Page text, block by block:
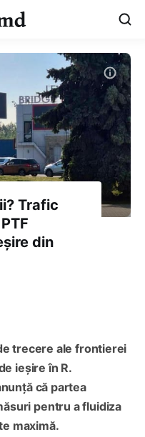
Trafic
din
trecere ale frontierei
ieșire în R.
că partea
pentru a fluidiza
maximă.